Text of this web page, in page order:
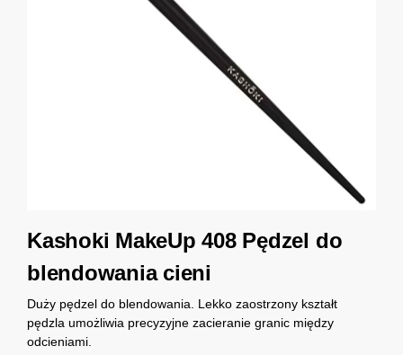
Kashoki MakeUp 408 Pędzel do
blendowania cieni
Duży pędzel do blendowania. Lekko zaostrzony kształt
pędzla umożliwia precyzyjne zacieranie granic między
odcieniami.